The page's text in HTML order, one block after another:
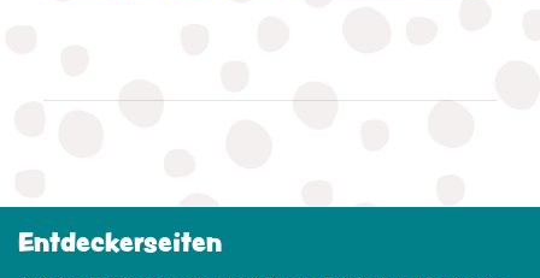
Entdeckerseiten